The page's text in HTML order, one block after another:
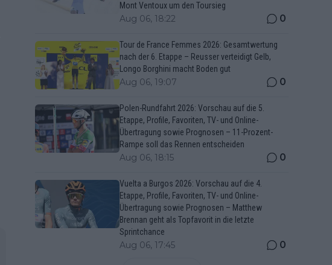
Mont Ventoux um den Toursieg
Aug 06, 18:22 0
Tour de France Femmes 2026: Gesamtwertung
nach der 6. Etappe – Reusser verteidigt Gelb,
Longo Borghini macht Boden gut
Aug 06, 19:07 0
Polen-Rundfahrt 2026: Vorschau auf die 5.
Etappe, Profile, Favoriten, TV- und Online-
Übertragung sowie Prognosen – 11-Prozent-
Rampe soll das Rennen entscheiden
Aug 06, 18:15 0
Vuelta a Burgos 2026: Vorschau auf die 4.
Etappe, Profile, Favoriten, TV- und Online-
Übertragung sowie Prognosen – Matthew
Brennan geht als Topfavorit in die letzte
Sprintchance
Aug 06, 17:45 0